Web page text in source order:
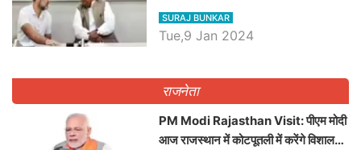
कौन होगा दावेदार
SURAJ BUNKAR
Tue,9 Jan 2024
राजनेता
PM Modi Rajasthan Visit: पीएम मोदी
आज राजस्थान में कोटपूतली में करेंगे विशाल